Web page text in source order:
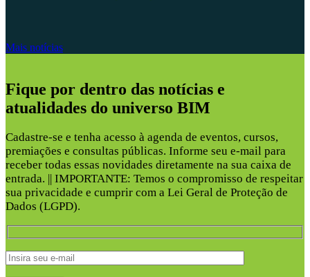
Mais notícias
Fique por dentro das notícias e
atualidades do universo BIM
Cadastre-se e tenha acesso à agenda de eventos, cursos,
premiações e consultas públicas. Informe seu e-mail para
receber todas essas novidades diretamente na sua caixa de
entrada. || IMPORTANTE: Temos o compromisso de respeitar
sua privacidade e cumprir com a Lei Geral de Proteção de
Dados (LGPD).